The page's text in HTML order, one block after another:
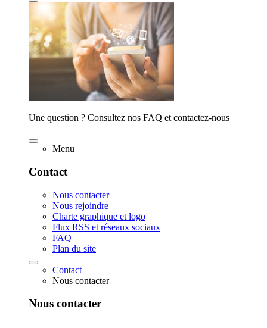
Une question ? Consultez nos FAQ et contactez-nous
Menu
Contact
Nous contacter
Nous rejoindre
Charte graphique et logo
Flux RSS et réseaux sociaux
FAQ
Plan du site
Contact
Nous contacter
Nous contacter